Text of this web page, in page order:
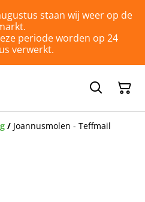
staan wij weer op de
periode worden op 24
verwerkt.
/ Joannusmolen - Teffmail